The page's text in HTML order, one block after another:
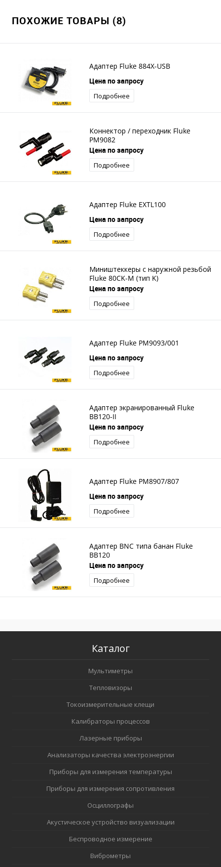
ПОХОЖИЕ ТОВАРЫ (8)
Адаптер Fluke 884X-USB
Цена по запросу
Подробнее
Коннектор / переходник Fluke
PM9082
Цена по запросу
Подробнее
Адаптер Fluke EXTL100
Цена по запросу
Подробнее
Миништеккеры с наружной резьбой
Fluke 80CK-M (тип K)
Цена по запросу
Подробнее
Адаптер Fluke PM9093/001
Цена по запросу
Подробнее
Адаптер экранированный Fluke
BB120-II
Цена по запросу
Подробнее
Адаптер Fluke PM8907/807
Цена по запросу
Подробнее
Адаптер BNC типа банан Fluke
BB120
Цена по запросу
Подробнее
Каталог
Мультиметры
Тепловизоры
Токоизмерительные клещи
Калибраторы процессов
Лазерные приборы
Анализаторы качества электроэнергии
Приборы для измерения температуры
Приборы для измерения сопротивления
Осциллографы
Акустическое устройство визуализации
Беспроводное измерение
Виброметры